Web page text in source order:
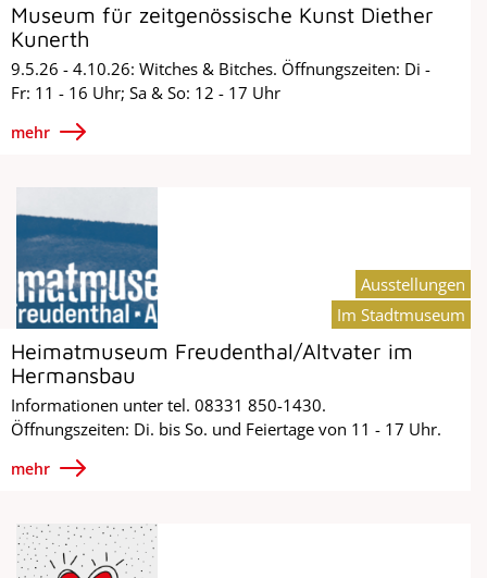
Museum für zeitgenössische Kunst Diether
Kunerth
9.5.26 - 4.10.26: Witches & Bitches. Öffnungszeiten: Di -
Fr: 11 - 16 Uhr; Sa & So: 12 - 17 Uhr
mehr
Heimatmuseum Freudenthal/Altvater im
Hermansbau
Informationen unter tel. 08331 850-1430.
Öffnungszeiten: Di. bis So. und Feiertage von 11 - 17 Uhr.
mehr
Ausstellungen
Im Stadtmuseum